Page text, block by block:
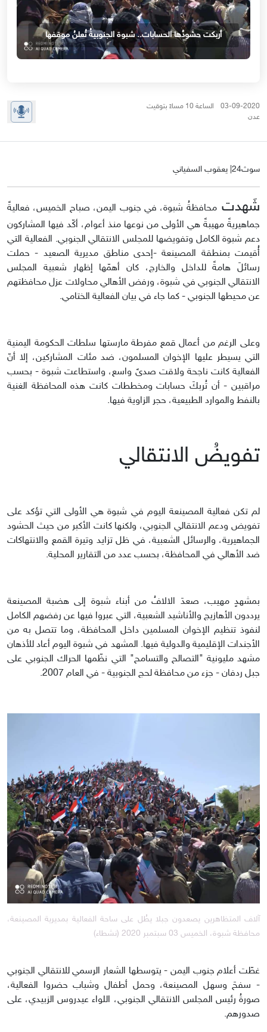
أربكت حشودُها الحسابات.. شبوة الجنوبيةُ تُعلنُ موقفها
03-09-2020 الساعة 10 مساءً بتوقيت
عدن
سوث24| يعقوب السفياني
شَهدتمحافظةُ شبوة، في جنوب اليمن، صباح الخميس، فعاليةً
جماهيريةً مهيبةً هي الأولى من نوعها منذ أعوام، أكّد فيها المشاركون
دعم شبوة الكامل وتفويضها للمجلس الانتقالي الجنوبي. الفعالية التي
أُقيمت بمنطقة المصينعة -إحدى مناطق مديرية الصعيد - حملت
رسائلَ هامةً للداخل والخارج، كان أهمّها إظهار شعبية المجلس
الانتقالي الجنوبي في شبوة، ورفض الأهالي محاولات عزل محافظتهم
عن محيطها الجنوبي - كما جاء في بيان الفعالية الختامي.
وعلى الرغم من أعمال قمع مفرطة مارستها سلطات الحكومة اليمنية
التي يسيطر عليها الإخوان المسلمون، ضد مئات المشاركين، إلا أنّ
الفعالية كانت ناجحة ولاقت صدىً واسع، واستطاعت شبوة - بحسب
مراقبين - أن تُربكَ حسابات ومخططات كانت هذه المحافظة الغنية
بالنفط والموارد الطبيعية، حجر الزاوية فيها.
تفويضُ الانتقالي
لم تكن فعالية المصينعة اليوم في شبوة هي الأولى التي تؤكد على
تفويض ودعم الانتقالي الجنوبي، ولكنها كانت الأكبر من حيث الحشود
الجماهيرية، والرسائل الشعبية، في ظل تزايد وتيرة القمع والانتهاكات
ضد الأهالي في المحافظة، بحسب عدد من التقارير المحلية.
بمشهدٍ مهيب، صعدَ الالافُ من أبناء شبوة إلى هضبة المصينعة
يرددون الأهازيج والأناشيد الشعبية، التي عبروا فيها عن رفضهم الكامل
لنفوذ تنظيم الإخوان المسلمين داخل المحافظة، وما تتصل به من
الأجندات الإقليمية والدولية فيها. المشهد في شبوة اليوم أعاد للأذهان
مشهد مليونية "التصالح والتسامح" التي نظّمها الحراك الجنوبي على
جبل ردفان - جزء من محافظة لحج الجنوبية - في العام 2007.
آلاف المتظاهرين يصعدون جبلا يطُل على ساحة الفعالية بمديرية المصينعة،
محافظة شبوة، الخميس 03 سبتمبر 2020 (نشطاء)
غطّت أعلام جنوب اليمن - يتوسطها الشعار الرسمي للانتقالي الجنوبي
- سفحَ وسهل المصينعة، وحمل أطفال وشباب حضروا الفعالية،
صورةُ رئيس المجلس الانتقالي الجنوبي، اللواء عيدروس الزبيدي، على
صدورهم.